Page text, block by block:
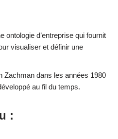
ontologie d’entreprise qui fournit
visualiser et définir une
Zachman dans les années 1980
au fil du temps.
: